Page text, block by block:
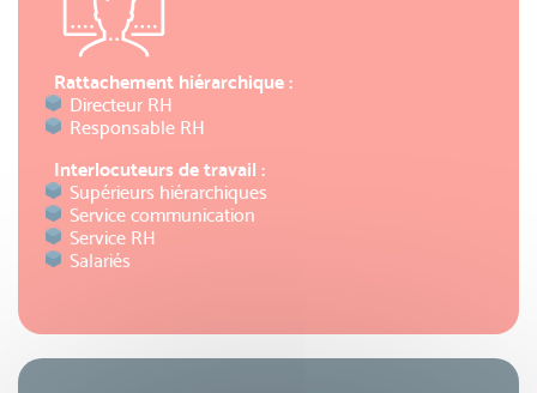
Rattachement hiérarchique :
Directeur RH
Responsable RH
Interlocuteurs de travail :
Supérieurs hiérarchiques
Service communication
Service RH
Salariés